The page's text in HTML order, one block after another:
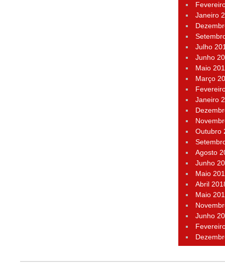
Janeiro
Julho
Junho
Maio
Março
Janeiro
Outubro
Agosto
Junho
Maio
Abril
Maio
Junho